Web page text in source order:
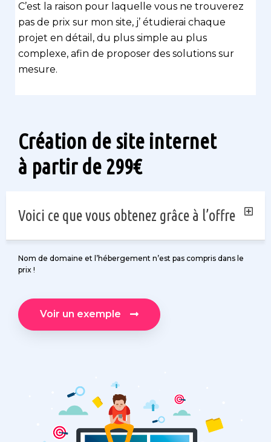
C’est la raison pour laquelle vous ne trouverez
pas de prix sur mon site, j’ étudierai chaque
projet en détail, du plus simple au plus
complexe, afin de proposer des solutions sur
mesure.
Création de site internet
à partir de 299€
Voici ce que vous obtenez grâce à l’offre
Nom de domaine et l’hébergement n’est pas compris dans le
prix !
Voir un exemple